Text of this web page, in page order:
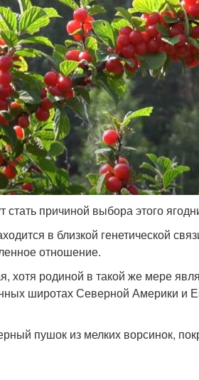
причиной выбора этого
в близкой генетической
отношение.
хотя родиной в такой же мере
широтах Северной Америки и
пушок из мелких ворсинок,